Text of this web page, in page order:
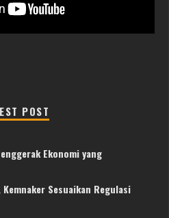
POST
Ekonomi yang
Sesuaikan Regulasi